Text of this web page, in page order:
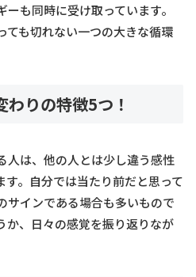
も同時に受け取っています。
ても切れない一つの大きな循環
りの特徴5つ！
人は、他の人とは少し違う感性
す。自分では当たり前だと思って
サインである場合も多いもので
か、日々の感覚を振り返りなが